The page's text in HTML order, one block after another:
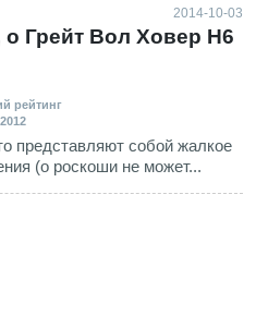
2014-10-03
Грейт Вол Ховер Н6
рейтинг
представляют собой жалкое
(о роскоши не может...